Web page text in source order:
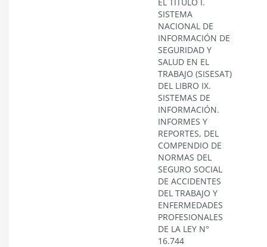
SISTEMA
NACIONAL DE
INFORMACIÓN DE
SEGURIDAD Y
SALUD EN EL
TRABAJO (SISESAT)
DEL LIBRO IX.
SISTEMAS DE
INFORMACIÓN.
INFORMES Y
REPORTES, DEL
COMPENDIO DE
NORMAS DEL
SEGURO SOCIAL
DE ACCIDENTES
DEL TRABAJO Y
ENFERMEDADES
PROFESIONALES
DE LA LEY N°
16.744